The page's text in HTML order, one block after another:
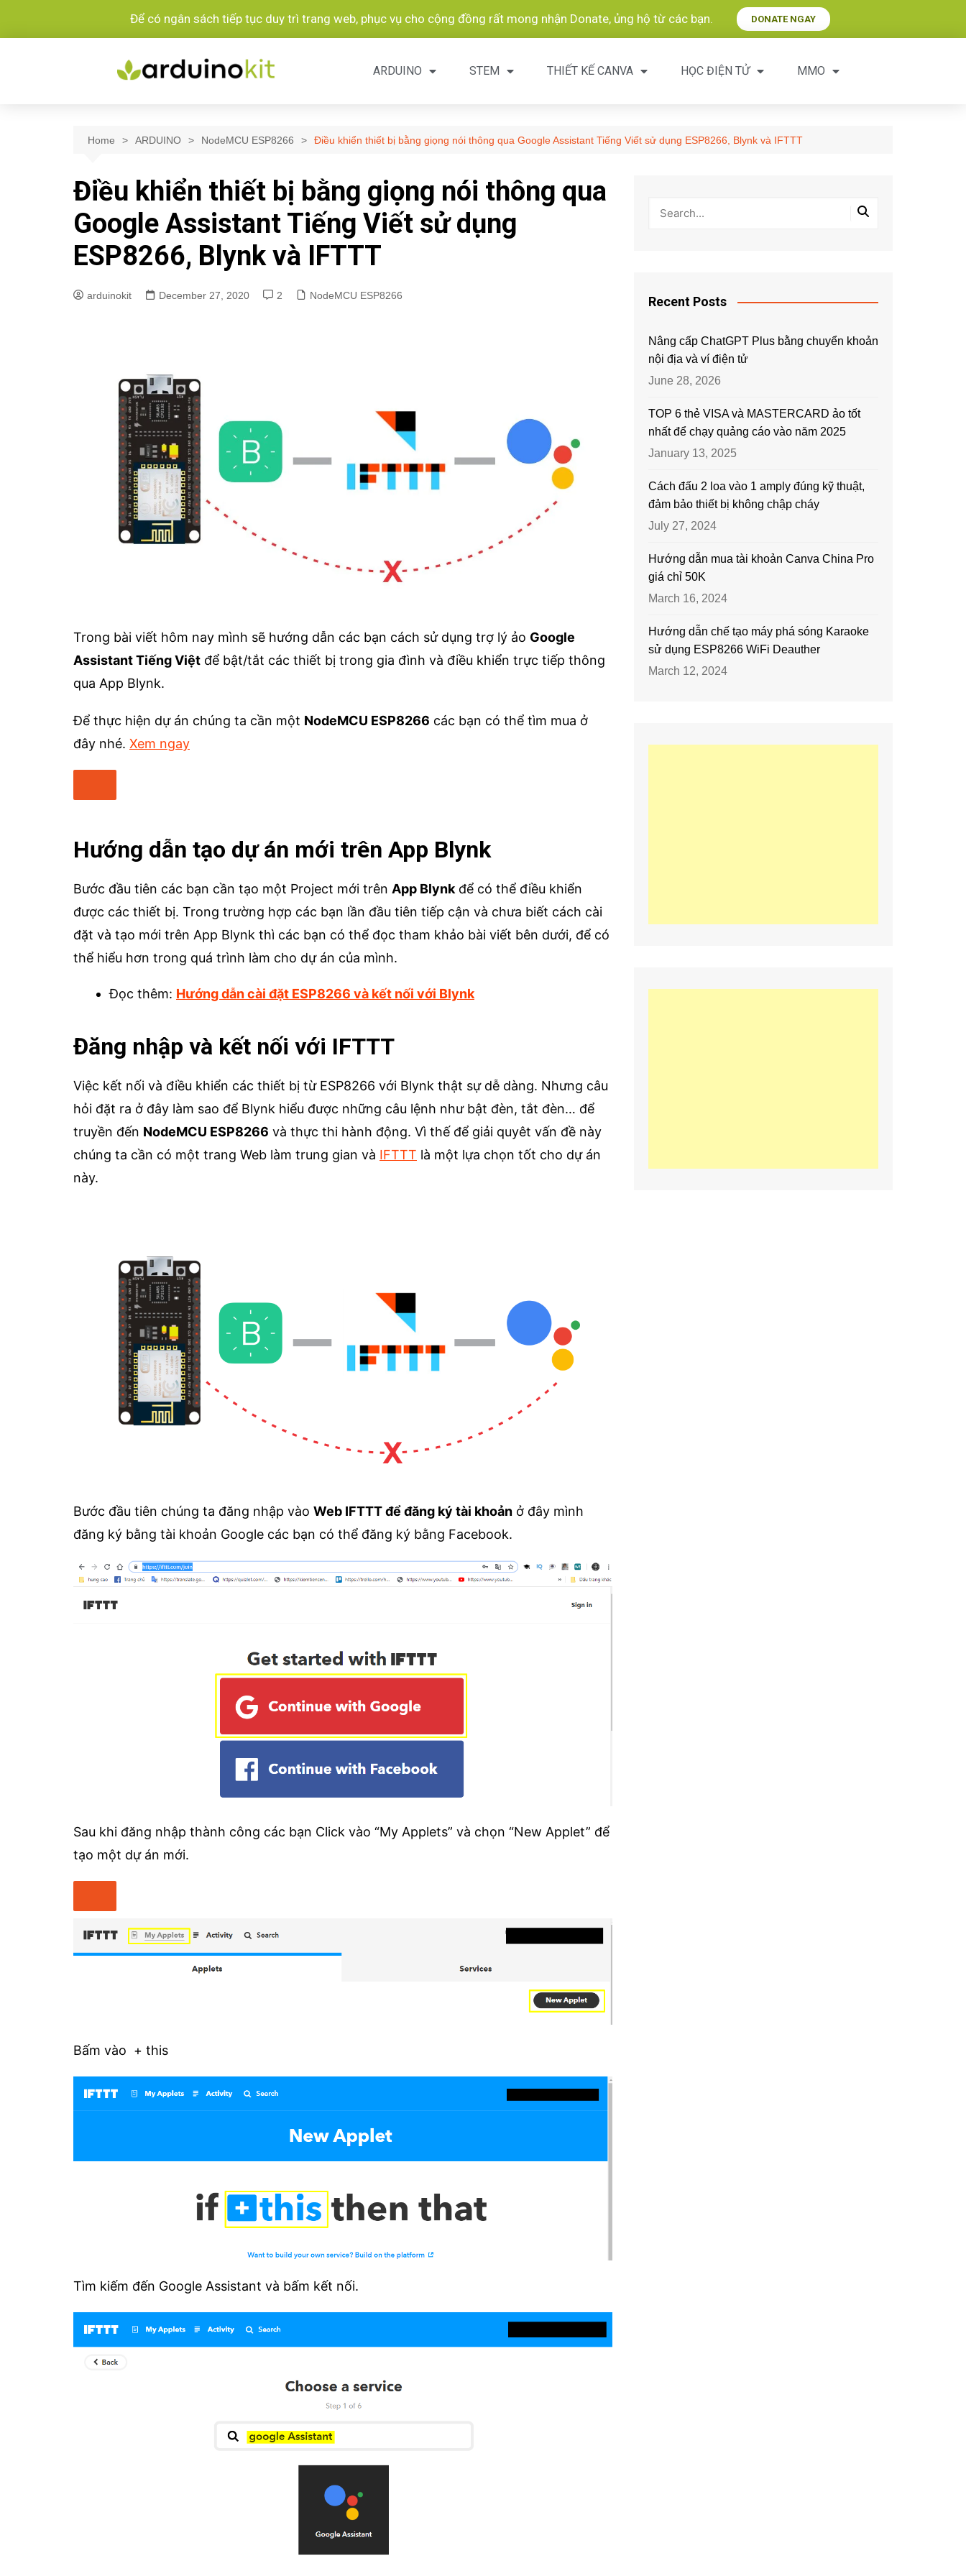
Để có ngân sách tiếp tục duy trì trang web, phục vụ cho cộng đồng rất mong nhận Donate, ủng hộ từ các bạn.​ DONATE NGAY
ARDUINO STEM THIẾT KẾ CANVA HỌC ĐIỆN TỬ MMO
Home ARDUINO NodeMCU ESP8266 Điều khiển thiết bị bằng giọng nói thông qua Google Assistant Tiếng Viết sử dụng ESP8266, Blynk và IFTTT
Điều khiển thiết bị bằng giọng nói thông qua
Google Assistant Tiếng Viết sử dụng
ESP8266, Blynk và IFTTT
arduinokit December 27, 2020 2 NodeMCU ESP8266
Trong bài viết hôm nay mình sẽ hướng dẫn các bạn cách sử dụng trợ lý ảo Google
Assistant Tiếng Việt để bật/tắt các thiết bị trong gia đình và điều khiển trực tiếp thông
qua App Blynk.
Để thực hiện dự án chúng ta cần một NodeMCU ESP8266 các bạn có thể tìm mua ở
đây nhé. Xem ngay
Hướng dẫn tạo dự án mới trên App Blynk
Bước đầu tiên các bạn cần tạo một Project mới trên App Blynk để có thể điều khiển
được các thiết bị. Trong trường hợp các bạn lần đầu tiên tiếp cận và chưa biết cách cài
đặt và tạo mới trên App Blynk thì các bạn có thể đọc tham khảo bài viết bên dưới, để có
thể hiểu hơn trong quá trình làm cho dự án của mình.
Đọc thêm: Hướng dẫn cài đặt ESP8266 và kết nối với Blynk
Đăng nhập và kết nối với IFTTT
Việc kết nối và điều khiển các thiết bị từ ESP8266 với Blynk thật sự dễ dàng. Nhưng câu
hỏi đặt ra ở đây làm sao để Blynk hiểu được những câu lệnh như bật đèn, tắt đèn… để
truyền đến NodeMCU ESP8266 và thực thi hành động. Vì thế để giải quyêt vấn đề này
chúng ta cần có một trang Web làm trung gian và IFTTT là một lựa chọn tốt cho dự án
này.
Bước đầu tiên chúng ta đăng nhập vào Web IFTTT để đăng ký tài khoản ở đây mình
đăng ký bằng tài khoản Google các bạn có thể đăng ký bằng Facebook.
Sau khi đăng nhập thành công các bạn Click vào “My Applets” và chọn “New Applet” để
tạo một dự án mới.
Bấm vào + this
Tìm kiếm đến Google Assistant và bấm kết nối.
Recent Posts
Nâng cấp ChatGPT Plus bằng chuyển khoản
nội địa và ví điện tử
June 28, 2026
TOP 6 thẻ VISA và MASTERCARD ảo tốt
nhất để chạy quảng cáo vào năm 2025
January 13, 2025
Cách đấu 2 loa vào 1 amply đúng kỹ thuật,
đảm bảo thiết bị không chập cháy
July 27, 2024
Hướng dẫn mua tài khoản Canva China Pro
giá chỉ 50K
March 16, 2024
Hướng dẫn chế tạo máy phá sóng Karaoke
sử dụng ESP8266 WiFi Deauther
March 12, 2024